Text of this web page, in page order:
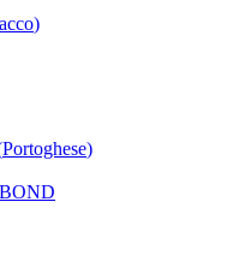
)
Portoghese)